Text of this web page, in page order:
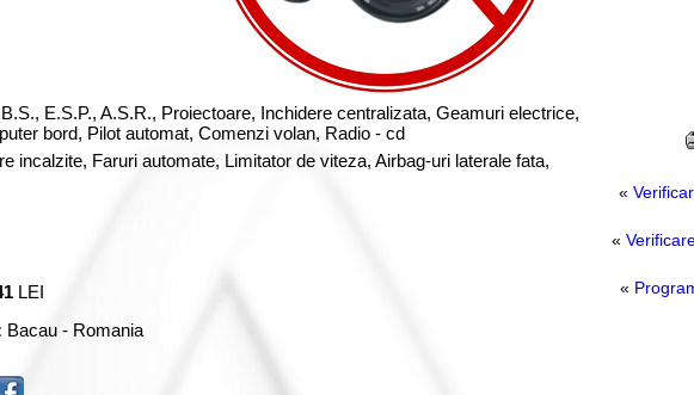
E.S.P., A.S.R., Proiectoare, Inchidere centralizata, Geamuri electrice,
bord, Pilot automat, Comenzi volan, Radio - cd
incalzite, Faruri automate, Limitator de viteza, Airbag-uri laterale fata,
LEI
Bacau - Romania
«
«
«